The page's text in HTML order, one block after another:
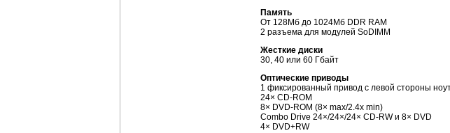
Память
От 128Мб до 1024Мб DDR RAM
2 разъема для модулей SoDIMM
Жесткие диски
30, 40 или 60 Гбайт
Оптические приводы
1 фиксированный привод с левой стороны
24× CD-ROM
8× DVD-ROM (8× max/2.4x min)
Combo Drive 24×/24×/24× CD-RWи 8× DVD
4× DVD+RW